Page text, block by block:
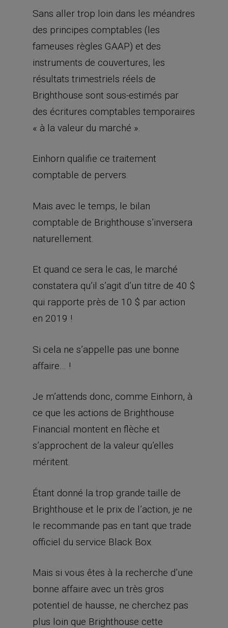
Sans aller trop loin dans les méandres
des principes comptables (les
fameuses règles GAAP) et des
instruments de couvertures, les
résultats trimestriels réels de
Brighthouse sont sous-estimés par
des écritures comptables temporaires
« à la valeur du marché ».
Einhorn qualifie ce traitement
comptable de pervers.
Mais avec le temps, le bilan
comptable de Brighthouse s’inversera
naturellement.
Et quand ce sera le cas, le marché
constatera qu’il s’agit d’un titre de 40 $
qui rapporte près de 10 $ par action
en 2019 !
Si cela ne s’appelle pas une bonne
affaire… !
Je m’attends donc, comme Einhorn, à
ce que les actions de Brighthouse
Financial montent en flèche et
s’approchent de la valeur qu’elles
méritent.
Étant donné la trop grande taille de
Brighthouse et le prix de l’action, je ne
le recommande pas en tant que trade
officiel du service Black Box.
Mais si vous êtes à la recherche d’une
bonne affaire avec un très gros
potentiel de hausse, ne cherchez pas
plus loin que Brighthouse cette